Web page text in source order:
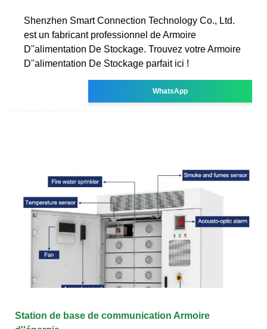
Shenzhen Smart Connection Technology Co., Ltd.
est un fabricant professionnel de Armoire
D''alimentation De Stockage. Trouvez votre Armoire
D''alimentation De Stockage parfait ici !
WhatsApp
Station de base de communication Armoire